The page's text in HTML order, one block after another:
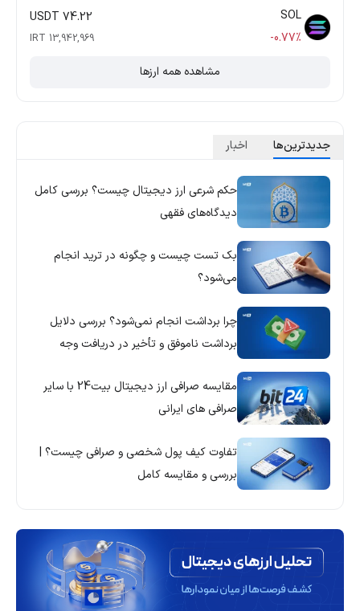
SOL
-0.77%
74.22 USDT
13,942,969 IRT
مشاهده همه ارزها
جدید‌ترین‌ها اخبار
حکم شرعی ارز دیجیتال چیست؟ بررسی کامل
دیدگاه‌های فقهی
بک تست چیست و چگونه در ترید انجام
می‌شود؟
چرا برداشت انجام نمی‌شود؟ بررسی دلایل
برداشت ناموفق و تأخیر در دریافت وجه
مقایسه صرافی ارز دیجیتال بیت24 با سایر
صرافی های ایرانی
تفاوت کیف پول شخصی و صرافی چیست؟ |
بررسی و مقایسه کامل